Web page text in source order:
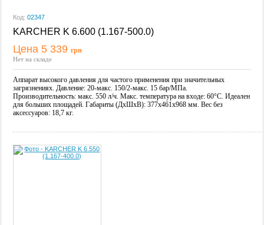
Код:02347
KARCHER K 6.600 (1.167-500.0)
Купить
Цена 5 339грн
Нет на складе
Аппарат высокого давления для частого применения при значительных
загрязнениях. Давление: 20-макс. 150/2-макс. 15 бар/МПа.
Производительность: макс. 550 л/ч. Макс. температура на входе: 60°C. Идеален
для больших площадей. Габариты (ДxШxВ): 377x461x968 мм. Вес без
аксессуаров: 18,7 кг.